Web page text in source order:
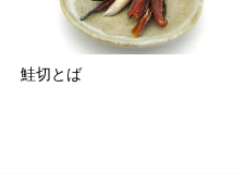
鮭切とば